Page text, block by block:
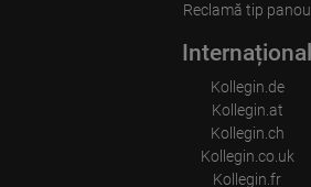
Reclamă tip panou
Internațional
Kollegin.de
Kollegin.at
Kollegin.ch
Kollegin.co.uk
Kollegin.fr